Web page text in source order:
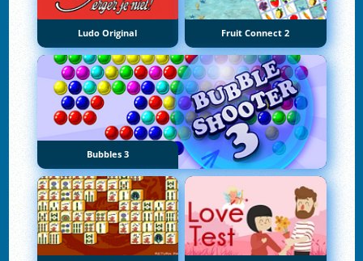
Ludo Original Fruit Connect 2
Bubbles 3